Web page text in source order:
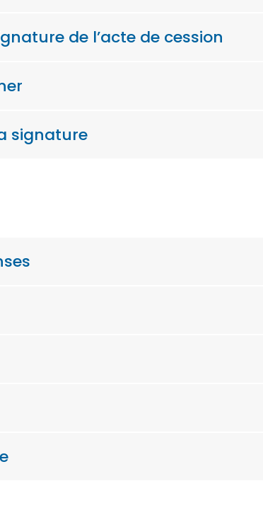
de l’acte de cession
signature